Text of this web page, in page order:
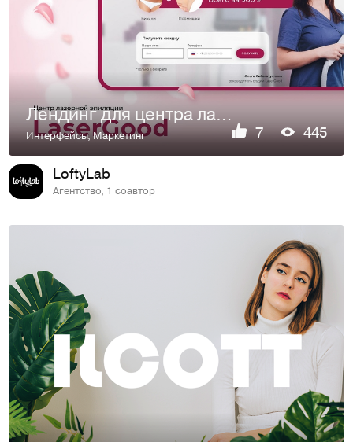
Лендинг для центра лазерной эпиляции LaserGood
Интерфейсы,Маркетинг 7 445
LoftyLab
Агентство, 1 соавтор